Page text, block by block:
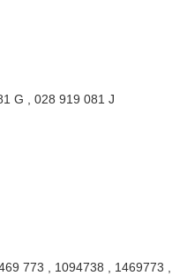
G , 028 919 081 J
773 , 1094738 , 1469773 ,